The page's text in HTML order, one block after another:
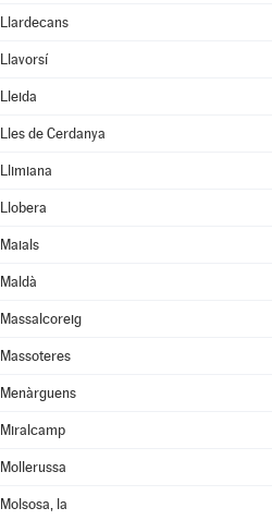
Llardecans
Llavorsí
Lleida
Lles de Cerdanya
Llimiana
Llobera
Maials
Maldà
Massalcoreig
Massoteres
Menàrguens
Miralcamp
Mollerussa
Molsosa, la